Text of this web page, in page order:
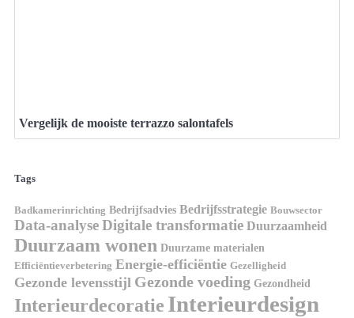
Vergelijk de mooiste terrazzo salontafels
Tags
Badkamerinrichting Bedrijfsadvies Bedrijfsstrategie Bouwsector
Data-analyseDigitale transformatie Duurzaamheid
Duurzaam wonen Duurzame materialen
Efficiëntieverbetering Energie-efficiëntie Gezelligheid
Gezonde levensstijl Gezonde voeding Gezondheid
Interieurdecoratie Interieurdesign